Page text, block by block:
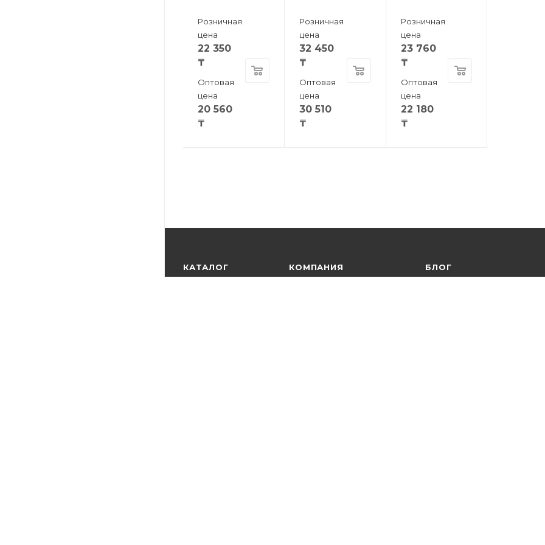
Розничная
цена
22 350
₸
Оптовая
цена
20 560
₸
Розничная
цена
32 450
₸
Оптовая
цена
30 510
₸
Розничная
цена
23 760
₸
Оптовая
цена
22 180
₸
КАТАЛОГ КОМПАНИЯ БЛОГ